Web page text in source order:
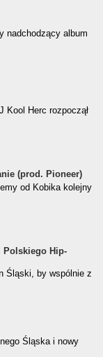
nadchodzący album
Kool Herc rozpoczął
Pioneer)
(prod. Pioneer)
od Kobika kolejny
Hip-
Hip-
Śląski, by wspólnie z
Śląska i nowy